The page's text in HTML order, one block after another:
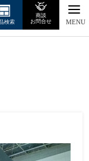
MENU
検索
商談
お問合せ